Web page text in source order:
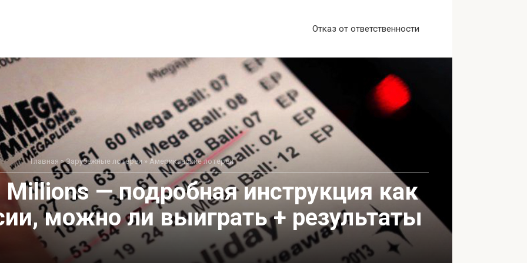
Отказ от ответственности
Главная »Зарубежные лотереи » Американские лотереи
Millions — подробная инструкция как
можно ли выиграть + результаты